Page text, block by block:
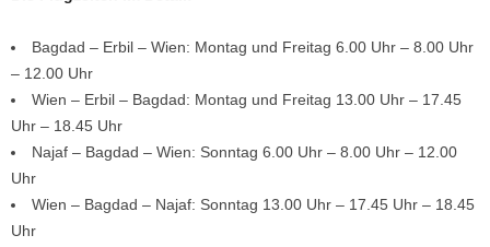
Bagdad – Erbil – Wien: Montag und Freitag 6.00 Uhr – 8.00 Uhr
– 12.00 Uhr
Wien – Erbil – Bagdad: Montag und Freitag 13.00 Uhr – 17.45
Uhr – 18.45 Uhr
Najaf – Bagdad – Wien: Sonntag 6.00 Uhr – 8.00 Uhr – 12.00
Uhr
Wien – Bagdad – Najaf: Sonntag 13.00 Uhr – 17.45 Uhr – 18.45
Uhr